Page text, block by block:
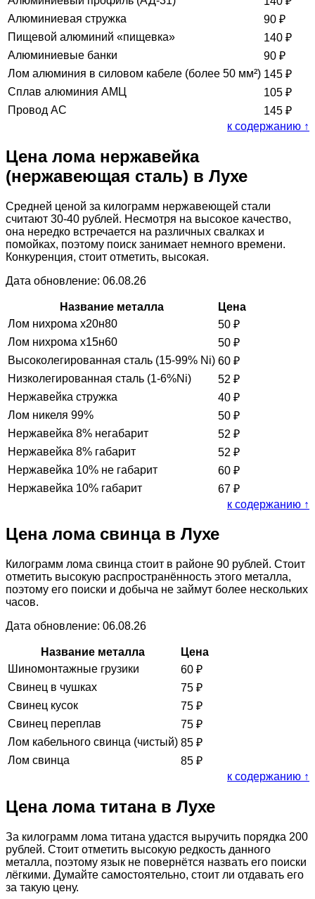
Алюминиевая стружка
90 ₽
Пищевой алюминий «пищевка»
140 ₽
Алюминиевые банки
90 ₽
Лом алюминия в силовом кабеле (более 50 мм²) 145 ₽
Сплав алюминия АМЦ
105 ₽
Провод АС
145 ₽
к содержанию ↑
Цена лома нержавейка
(нержавеющая сталь) в Лухе
Средней ценой за килограмм нержавеющей стали
считают 30-40 рублей. Несмотря на высокое качество,
она нередко встречается на различных свалках и
помойках, поэтому поиск занимает немного времени.
Конкуренция, стоит отметить, высокая.
Дата обновление: 06.08.26
Название металла
Цена
Лом нихрома х20н80
50 ₽
Лом нихрома х15н60
50 ₽
Высоколегированная сталь (15-99% Ni) 60 ₽
Низколегированная сталь (1-6%Ni)
52 ₽
Нержавейка стружка
40 ₽
Лом никеля 99%
50 ₽
Нержавейка 8% негабарит
52 ₽
Нержавейка 8% габарит
52 ₽
Нержавейка 10% не габарит
60 ₽
Нержавейка 10% габарит
67 ₽
к содержанию ↑
Цена лома свинца в Лухе
Килограмм лома свинца стоит в районе 90 рублей. Стоит
отметить высокую распространённость этого металла,
поэтому его поиски и добыча не займут более нескольких
часов.
Дата обновление: 06.08.26
Название металла
Цена
Шиномонтажные грузики
60 ₽
Свинец в чушках
75 ₽
Свинец кусок
75 ₽
Свинец переплав
75 ₽
Лом кабельного свинца (чистый) 85 ₽
Лом свинца
85 ₽
к содержанию ↑
Цена лома титана в Лухе
За килограмм лома титана удастся выручить порядка 200
рублей. Стоит отметить высокую редкость данного
металла, поэтому язык не повернётся назвать его поиски
лёгкими. Думайте самостоятельно, стоит ли отдавать его
за такую цену.